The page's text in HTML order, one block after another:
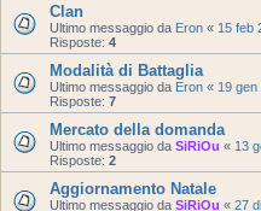
Clan
Ultimo messaggio da Eron « 15 feb
Risposte: 4
Modalità di Battaglia
Ultimo messaggio da Eron « 19 gen
Risposte: 7
Mercato della domanda
Ultimo messaggio da SiRiOu « 13
Risposte: 2
Aggiornamento Natale
Ultimo messaggio da SiRiOu « 27